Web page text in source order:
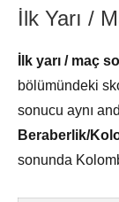
İlk Yarı /
İlk yarı / maç
bölümündeki
sonucu aynı
Beraberlik/
sonunda